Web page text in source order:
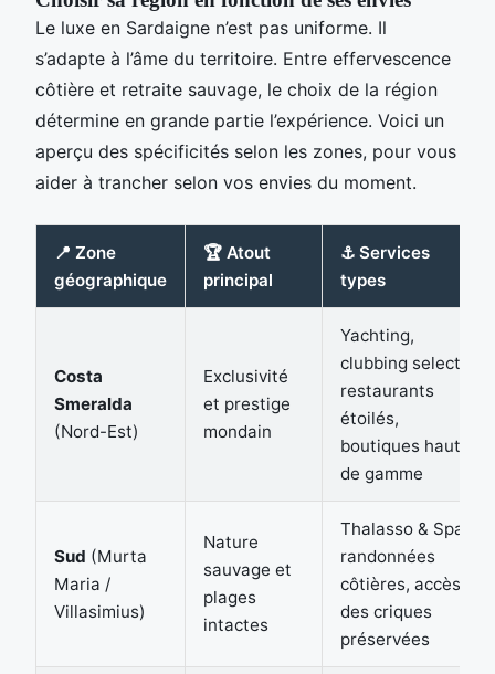
Le luxe en Sardaigne n’est pas uniforme. Il
s’adapte à l’âme du territoire. Entre effervescence
côtière et retraite sauvage, le choix de la région
détermine en grande partie l’expérience. Voici un
aperçu des spécificités selon les zones, pour vous
aider à trancher selon vos envies du moment.
📍 Zone
géographique
🏆 Atout
principal
⚓ Services
types
Costa
Smeralda
(Nord-Est)
Exclusivité
et prestige
mondain
Yachting,
clubbing select,
restaurants
étoilés,
boutiques haut
de gamme
Sud (Murta
Maria /
Villasimius)
Nature
sauvage et
plages
intactes
Thalasso & Spa,
randonnées
côtières, accès à
des criques
préservées